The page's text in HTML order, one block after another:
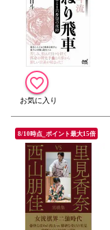
8/10時点_ポイント最大15倍